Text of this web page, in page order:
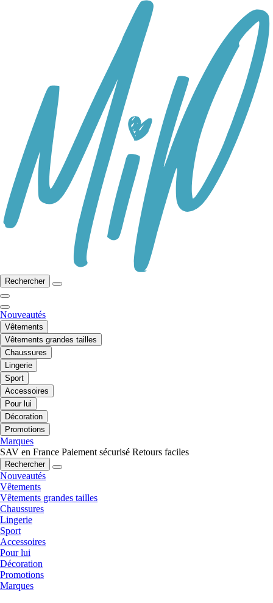
Rechercher
Nouveautés
Vêtements
Vêtements grandes tailles
Chaussures
Lingerie
Sport
Accessoires
Pour lui
Décoration
Promotions
Marques
SAV en France Paiement sécurisé Retours faciles
Rechercher
Nouveautés
Vêtements
Vêtements grandes tailles
Chaussures
Lingerie
Sport
Accessoires
Pour lui
Décoration
Promotions
Marques